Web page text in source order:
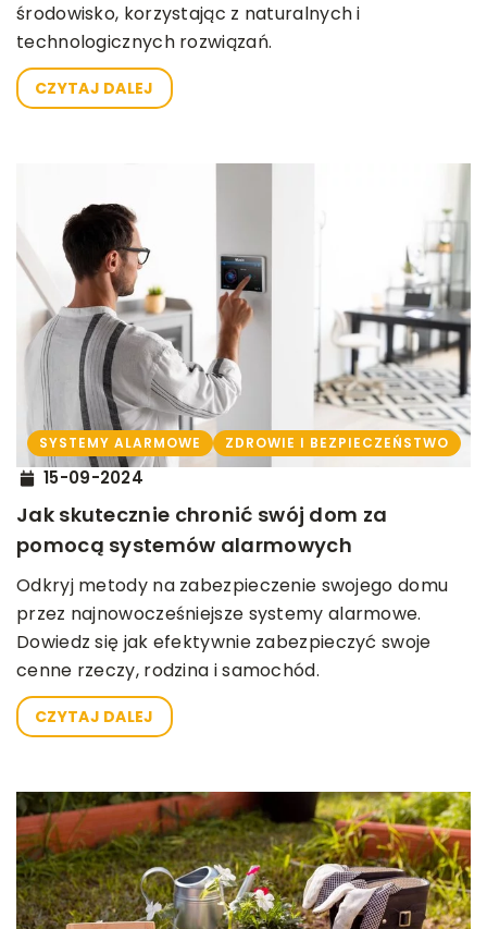
środowisko, korzystając z naturalnych i
technologicznych rozwiązań.
CZYTAJ DALEJ
SYSTEMY ALARMOWE ZDROWIE I BEZPIECZEŃSTWO
15-09-2024
Jak skutecznie chronić swój dom za
pomocą systemów alarmowych
Odkryj metody na zabezpieczenie swojego domu
przez najnowocześniejsze systemy alarmowe.
Dowiedz się jak efektywnie zabezpieczyć swoje
cenne rzeczy, rodzina i samochód.
CZYTAJ DALEJ